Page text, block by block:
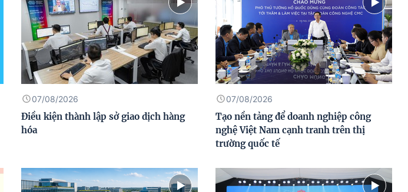
07/08/2026
Điều kiện thành lập sở giao dịch hàng
hóa
07/08/2026
Tạo nền tảng để doanh nghiệp công
nghệ Việt Nam cạnh tranh trên thị
trường quốc tế